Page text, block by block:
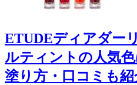
ETUDEディアダー
ルティントの人気
塗り方・口コミも紹